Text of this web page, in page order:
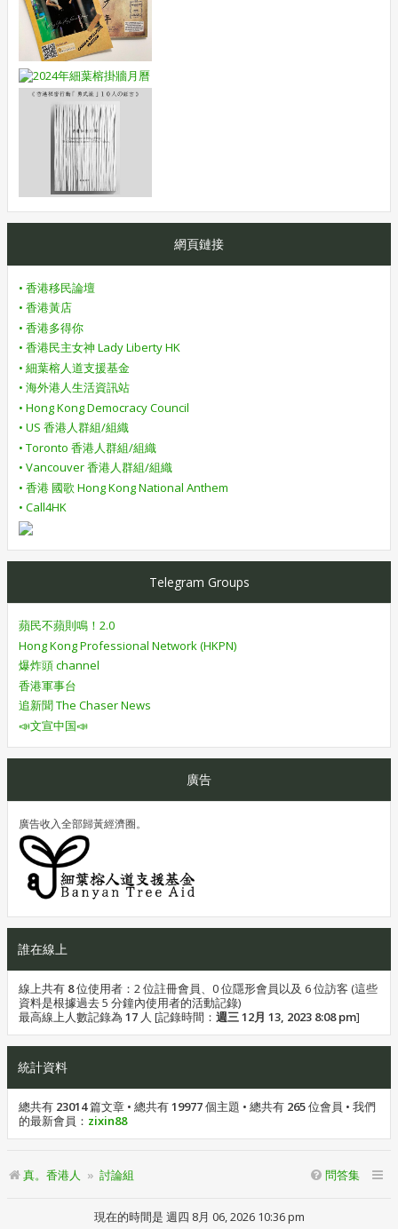
網頁鏈接
• 香港移民論壇
• 香港黃店
• 香港多得你
• 香港民主女神 Lady Liberty HK
• 細葉榕人道支援基金
• 海外港人生活資訊站
• Hong Kong Democracy Council
• US 香港人群組/組織
• Toronto 香港人群組/組織
• Vancouver 香港人群組/組織
• 香港 國歌 Hong Kong National Anthem
• Call4HK
Telegram Groups
蘋民不蘋則鳴！2.0
Hong Kong Professional Network (HKPN)
爆炸頭 channel
香港軍事台
追新聞 The Chaser News
📣文宣中国📣
廣告
廣告收入全部歸黃經濟圈。
誰在線上
線上共有 8位使用者：2 位註冊會員、0 位隱形會員以及 6 位訪客 (這些
資料是根據過去 5 分鐘內使用者的活動記錄)
最高線上人數記錄為 17 人 [記錄時間： 週三 12月 13, 2023 8:08 pm]
統計資料
總共有 23014篇文章 • 總共有19977個主題 • 總共有 265位會員 • 我們
的最新會員： zixin88
真。香港人 討論組 問答集
現在的時間是 週四 8月 06, 2026 10:36 pm